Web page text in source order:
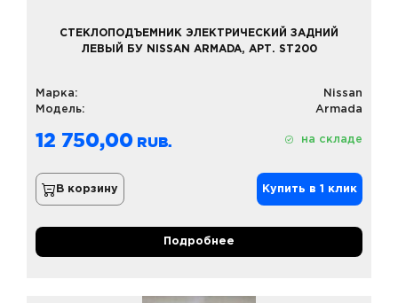
СТЕКЛОПОДЪЕМНИК ЭЛЕКТРИЧЕСКИЙ ЗАДНИЙ
ЛЕВЫЙ БУ NISSAN ARMADA, АРТ. ST200
Марка:
Nissan
Модель:
Armada
12 750,00 на складе
В корзину Купить в 1 клик
Подробнее